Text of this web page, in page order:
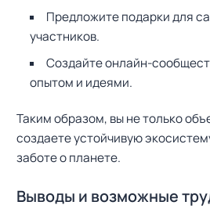
Предложите подарки для
участников.
Создайте онлайн-
опытом и идеями.
Таким образом, вы не только
создаете устойчивую
заботе о планете.
Выводы и возможные